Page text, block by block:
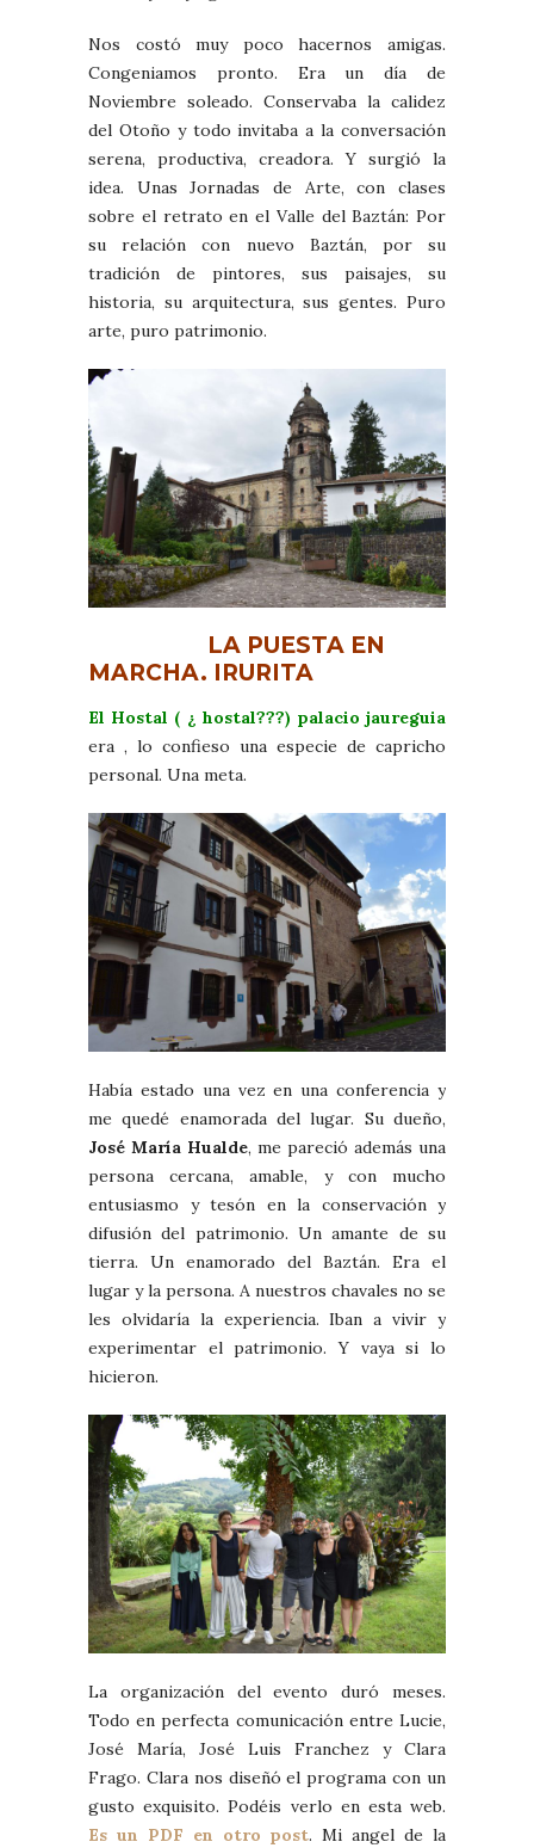
Nos costó muy poco hacernos amigas.
Congeniamos pronto. Era un día de
Noviembre soleado. Conservaba la calidez
del Otoño y todo invitaba a la conversación
serena, productiva, creadora. Y surgió la
idea. Unas Jornadas de Arte, con clases
sobre el retrato en el Valle del Baztán: Por
su relación con nuevo Baztán, por su
tradición de pintores, sus paisajes, su
historia, su arquitectura, sus gentes. Puro
arte, puro patrimonio.
LA PUESTA EN
MARCHA. IRURITA
El Hostal ( ¿ hostal???) palacio jaureguia
era , lo confieso una especie de capricho
personal. Una meta.
Había estado una vez en una conferencia y
me quedé enamorada del lugar. Su dueño,
José María Hualde, me pareció además una
persona cercana, amable, y con mucho
entusiasmo y tesón en la conservación y
difusión del patrimonio. Un amante de su
tierra. Un enamorado del Baztán. Era el
lugar y la persona. A nuestros chavales no se
les olvidaría la experiencia. Iban a vivir y
experimentar el patrimonio. Y vaya si lo
hicieron.
La organización del evento duró meses.
Todo en perfecta comunicación entre Lucie,
José María, José Luis Franchez y Clara
Frago. Clara nos diseñó el programa con un
gusto exquisito. Podéis verlo en esta web.
Es un PDF en otro post. Mi angel de la